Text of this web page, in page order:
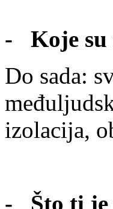
- Koje su
Do sada:
izolacija,
- Što ti je